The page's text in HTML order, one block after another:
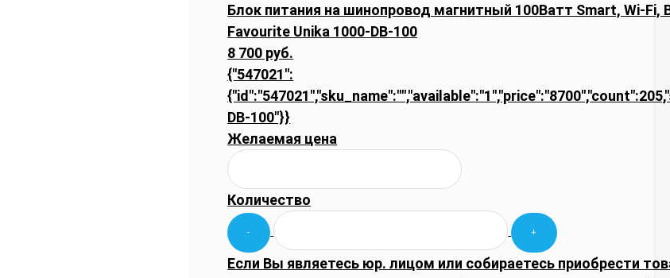
Блок питания на шинопровод магнитный 100Ватт Smart, Wi-Fi,
Favourite Unika 1000-DB-100
8 700 руб.
{"547021":
DB-100"}}
Желаемая цена
Количество
Если Вы являетесь юр. лицом или собираетесь приобрести